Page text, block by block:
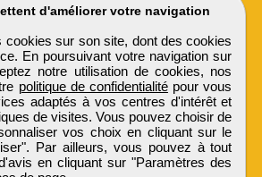
d'améliorer votre navigation
cookies sur son site, dont des cookies
En poursuivant votre navigation sur
notre utilisation de cookies, nos
politique de confidentialité pour vous
adaptés à vos centres d'intérêt et
de visites. Vous pouvez choisir de
vos choix en cliquant sur le
Par ailleurs, vous pouvez à tout
en cliquant sur "Paramètres des